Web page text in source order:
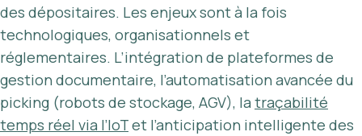
des dépositaires. Les enjeux sont à la fois
technologiques, organisationnels et
réglementaires. L’intégration de plateformes de
gestion documentaire, l’automatisation avancée du
picking (robots de stockage, AGV), la traçabilité
temps réel via l’IoTet l’anticipation intelligente des